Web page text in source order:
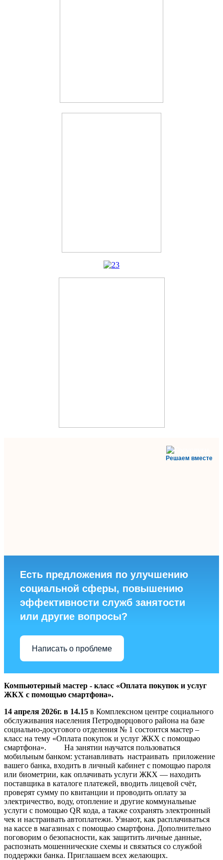
Решаем вместе
Есть предложения по улучшению
социальной сферы, повышению
эффективности служб занятости
или другие вопросы?
Написать о проблеме
Компьютерный мастер - класс «Оплата покупок и услуг
ЖКХ с помощью смартфона».
14 апреля 2026г. в 14.15 в Комплексном центре социального
обслуживания населения Петродворцового района на базе
социально-досугового отделения № 1 состоится мастер –
класс на тему «Оплата покупок и услуг ЖКХ с помощью
смартфона». На занятии научатся пользоваться
мобильным банком: устанавливать настраивать приложение
вашего банка, входить в личный кабинет с помощью пароля
или биометрии, как оплачивать услуги ЖКХ — находить
поставщика в каталоге платежей, вводить лицевой счёт,
проверят сумму по квитанции и проводить оплату за
электричество, воду, отопление и другие коммунальные
услуги с помощью QR кода, а также сохранять электронный
чек и настраивать автоплатежи. Узнают, как расплачиваться
на кассе в магазинах с помощью смартфона. Дополнительно
поговорим о безопасности, как защитить личные данные,
распознать мошеннические схемы и связаться со службой
поддержки банка. Приглашаем всех желающих.